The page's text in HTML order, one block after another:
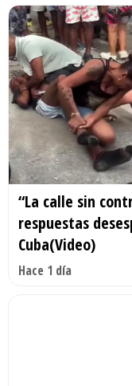
“La calle sin
respuestas
Cuba(Video)
Hace 1 día